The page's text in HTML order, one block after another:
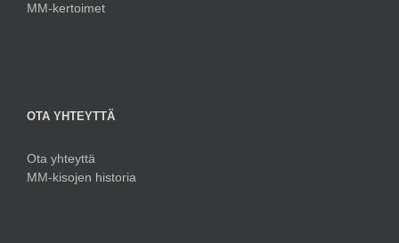
MM-kertoimet
OTA YHTEYTTÄ
Ota yhteyttä
MM-kisojen historia